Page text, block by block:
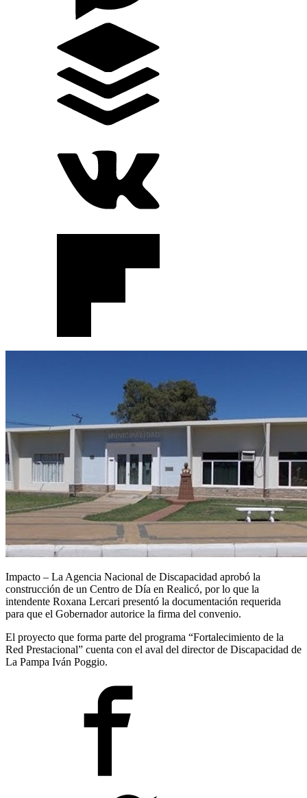
Impacto – La Agencia Nacional de Discapacidad aprobó la
construcción de un Centro de Día en Realicó, por lo que la
intendente Roxana Lercari presentó la documentación requerida
para que el Gobernador autorice la firma del convenio.
El proyecto que forma parte del programa “Fortalecimiento de la
Red Prestacional” cuenta con el aval del director de Discapacidad de
La Pampa Iván Poggio.